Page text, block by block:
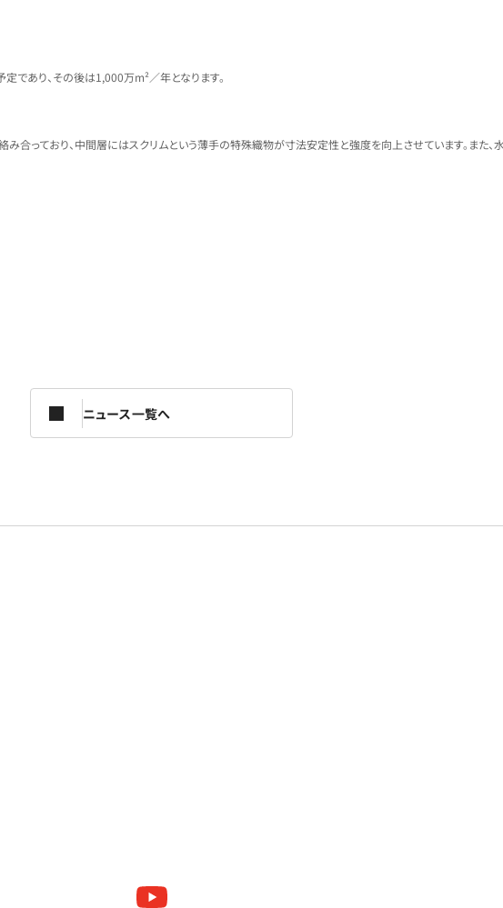
あり、その後は1,000万m²／年となります。
み合っており、中間層にはスクリムという薄手の特殊織物が寸法安定性と強度を向上させています。また
ニュース一覧へ